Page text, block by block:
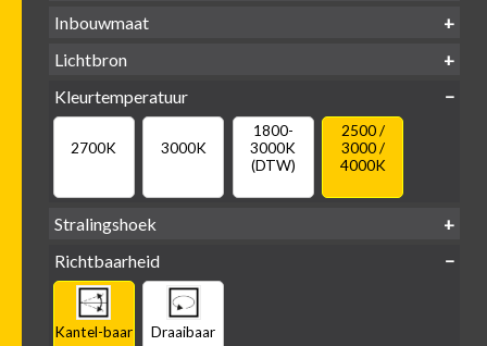
IP65 water-
Inbouwmaat
Ø
Lichtbron
GU10
Kleurtemperatuur
2700K 3000K
1800-
3000K
(DTW)
2500 /
3000 /
4000K
Stralingshoek
Richtbaarheid
Kantel-baar Draaibaar